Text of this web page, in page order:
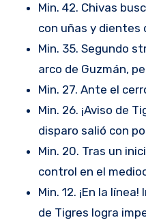
Min. 42. Chivas
con uñas y dientes
Min. 35. Segundo
arco de Guzmán,
Min. 27. Ante el
Min. 26. ¡Aviso de
disparo salió con
Min. 20. Tras un
control en el
Min. 12. ¡En la
de Tigres logra